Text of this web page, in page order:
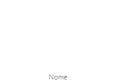
Nome